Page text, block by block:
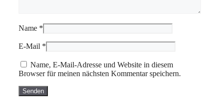
Name *
E-Mail *
Name, E-Mail-Adresse und Website in diesem
Browser für meinen nächsten Kommentar speichern.